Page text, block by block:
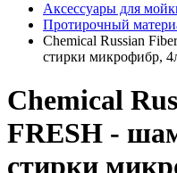
Аксессуары для
Протирочный
Chemical Russian
стирки микрофибр,
Chemical
FRESH -
стирки